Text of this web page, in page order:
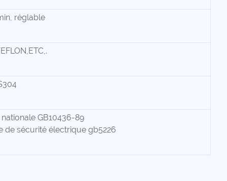
réglable
GB10436-89
de sécurité électrique gb5226